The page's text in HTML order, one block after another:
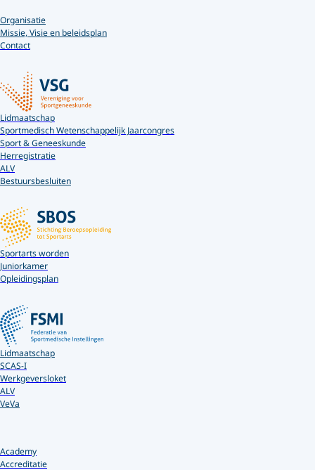
Organisatie
Missie, Visie en beleidsplan
Contact
Lidmaatschap
Sportmedisch Wetenschappelijk Jaarcongres
Sport & Geneeskunde
Herregistratie
ALV
Bestuursbesluiten
Sportarts worden
Juniorkamer
Opleidingsplan
Lidmaatschap
SCAS-I
Werkgeversloket
ALV
VeVa
Academy
Accreditatie